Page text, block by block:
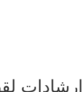
إرشادات